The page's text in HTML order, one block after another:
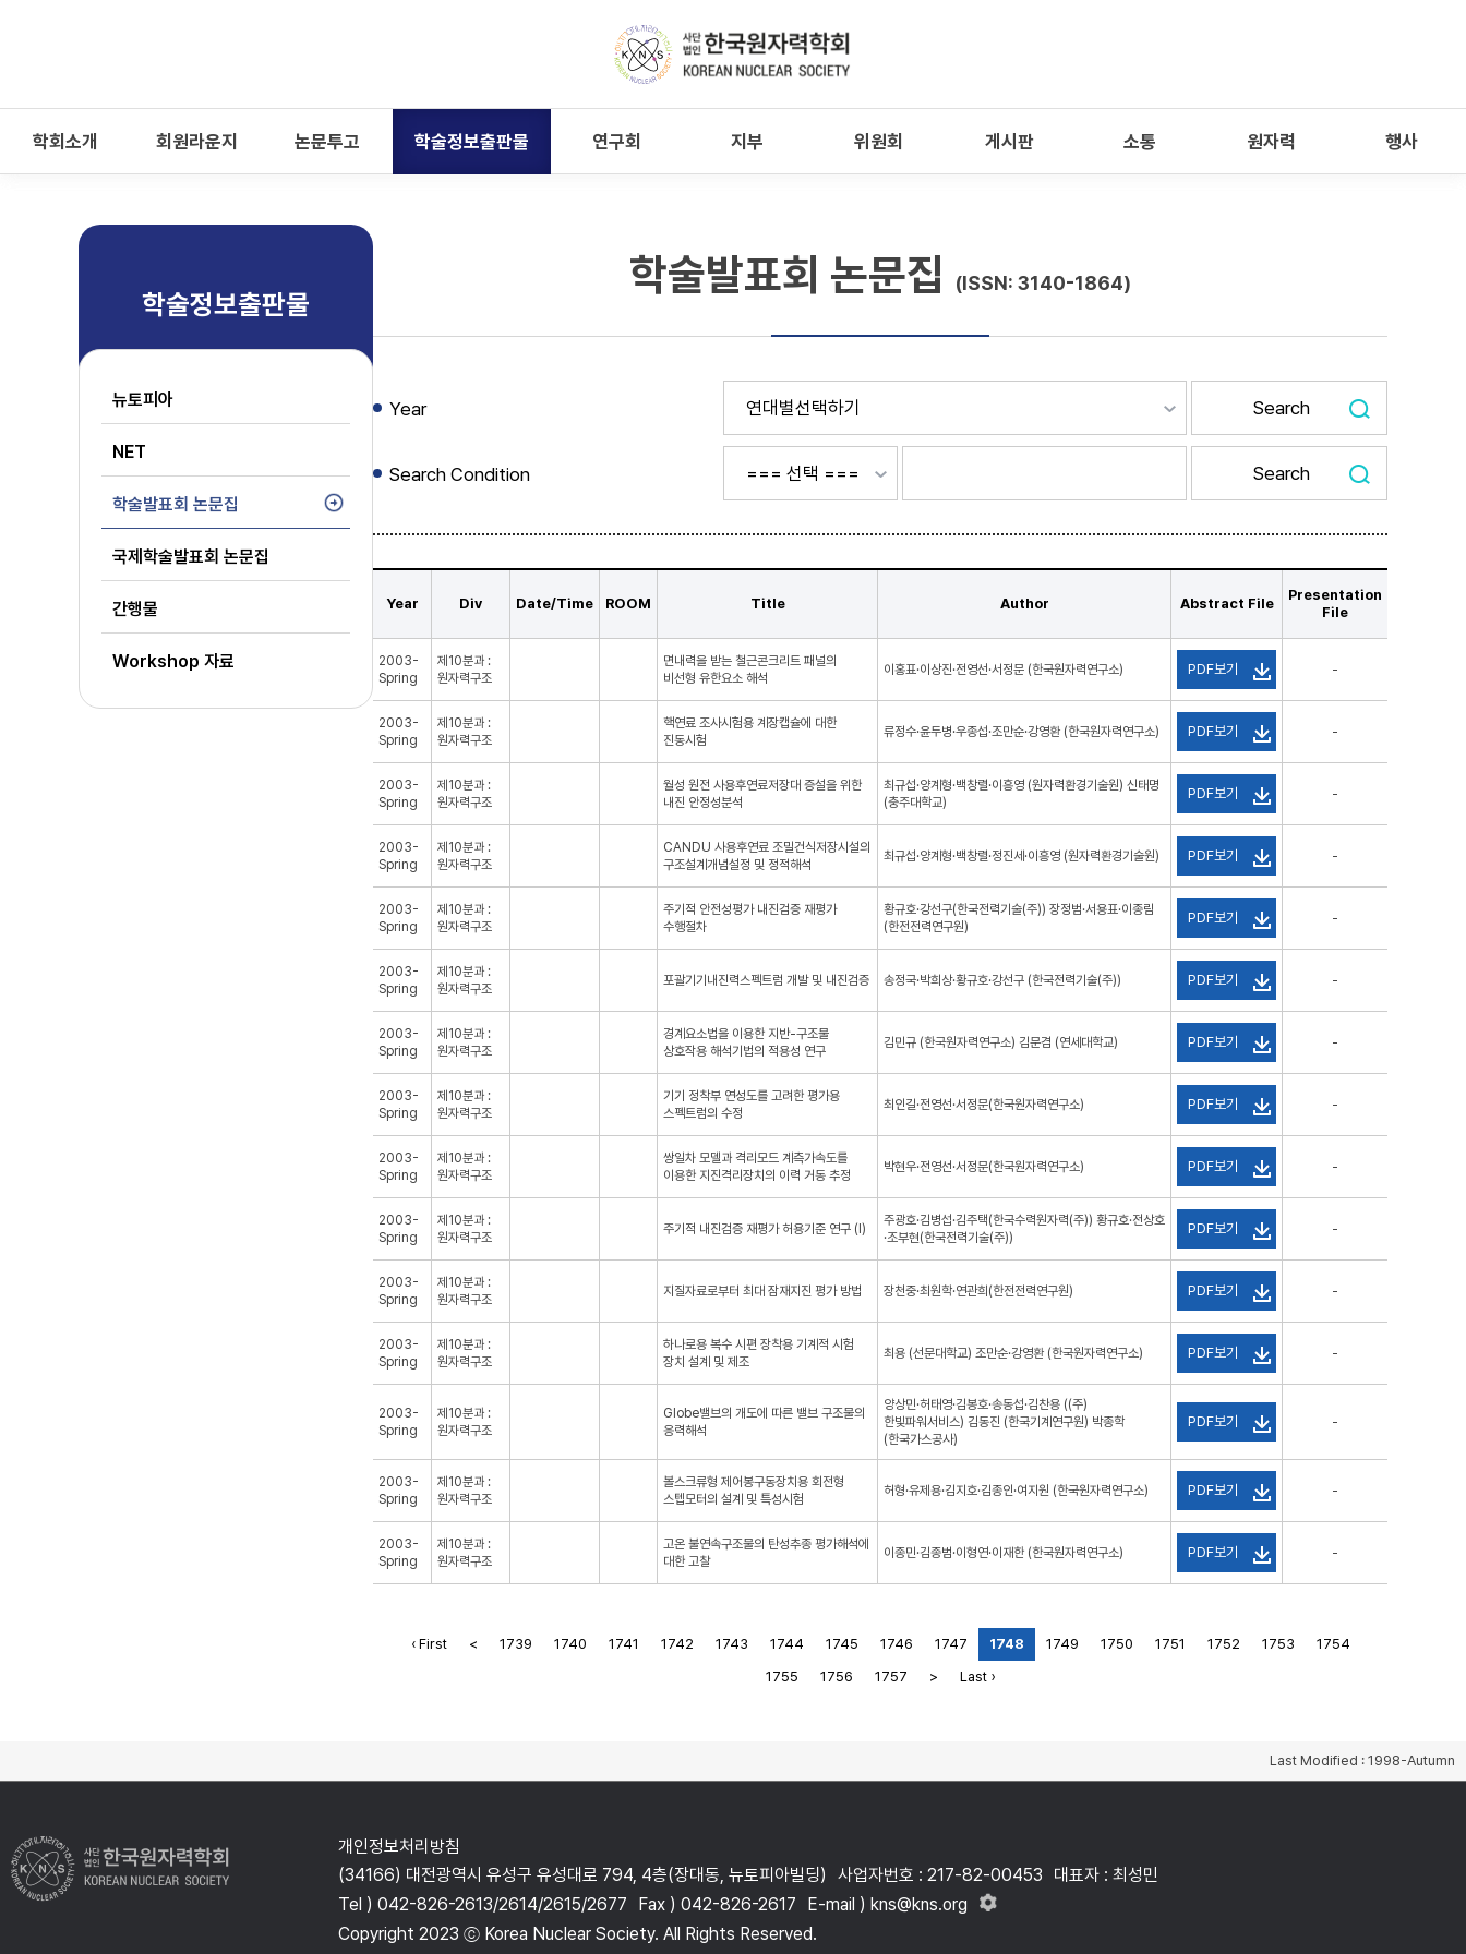
학회소개 회원라운지 논문투고 학술정보출판물 연구회 지부 위원회 게시판 소통 원자력 행사
학술정보출판물
뉴토피아
NET
학술발표회 논문집
국제학술발표회 논문집
간행물
Workshop 자료
학술발표회 논문집 (ISSN: 3140-1864)
Year
Search Condition
Year Div Date/Time ROOM Title Author Abstract File
Presentation
File
2003-
Spring
제10분과 :
원자력구조
면내력을 받는 철근콘크리트 패널의
비선형 유한요소 해석
이홍표·이상진·전영선·서정문 (한국원자력연구소) PDF보기 -
2003-
Spring
제10분과 :
원자력구조
핵연료 조사시험용 계장캡슐에 대한
진동시험
류정수·윤두병·우종섭·조만순·강영환 (한국원자력연구소) PDF보기 -
2003-
Spring
제10분과 :
원자력구조
월성 원전 사용후연료저장대 증설을 위한
내진 안정성분석
최규섭·양계형·백창렬·이흥영 (원자력환경기술원) 신태명
(충주대학교)
PDF보기 -
2003-
Spring
제10분과 :
원자력구조
CANDU 사용후연료 조밀건식저장시설의
구조설계개념설정 및 정적해석
최규섭·양계형·백창렬·정진세·이흥영 (원자력환경기술원) PDF보기 -
2003-
Spring
제10분과 :
원자력구조
주기적 안전성평가 내진검증 재평가
수행절차
황규호·강선구(한국전력기술(주)) 장정범·서용표·이종림
(한전전력연구원)
PDF보기 -
2003-
Spring
제10분과 :
원자력구조
포괄기기내진력스펙트럼 개발 및 내진검증 송정국·박희상·황규호·강선구 (한국전력기술(주)) PDF보기 -
2003-
Spring
제10분과 :
원자력구조
경계요소법을 이용한 지반-구조물
상호작용 해석기법의 적용성 연구
김민규 (한국원자력연구소) 김문겸 (연세대학교) PDF보기 -
2003-
Spring
제10분과 :
원자력구조
기기 정착부 연성도를 고려한 평가용
스펙트럼의 수정
최인길·전영선·서정문(한국원자력연구소) PDF보기 -
2003-
Spring
제10분과 :
원자력구조
쌍일차 모델과 격리모드 계측가속도를
이용한 지진격리장치의 이력 거동 추정
박현우·전영선·서정문(한국원자력연구소) PDF보기 -
2003-
Spring
제10분과 :
원자력구조
주기적 내진검증 재평가 허용기준 연구 (I)
주광호·김병섭·김주택(한국수력원자력(주)) 황규호·전상호
·조부현(한국전력기술(주))
PDF보기 -
2003-
Spring
제10분과 :
원자력구조
지질자료로부터 최대 잠재지진 평가 방법 장천중·최원학·연관희(한전전력연구원) PDF보기 -
2003-
Spring
제10분과 :
원자력구조
하나로용 복수 시편 장착용 기계적 시험
장치 설계 및 제조
최용 (선문대학교) 조만순·강영환 (한국원자력연구소) PDF보기 -
2003-
Spring
제10분과 :
원자력구조
Globe밸브의 개도에 따른 밸브 구조물의
응력해석
양상민·허태영·김봉호·송동섭·김찬용 ((주)
한빛파워서비스) 김동진 (한국기계연구원) 박종학
(한국가스공사)
PDF보기 -
2003-
Spring
제10분과 :
원자력구조
볼스크류형 제어봉구동장치용 회전형
스텝모터의 설계 및 특성시험
허형·유제용·김지호·김종인·여지원 (한국원자력연구소) PDF보기 -
2003-
Spring
제10분과 :
원자력구조
고온 불연속구조물의 탄성추종 평가해석에
대한 고찰
이종민·김종범·이형연·이재한 (한국원자력연구소) PDF보기 -
‹ First < 1739 1740 1741 1742 1743 1744 1745 1746 1747 1748 1749 1750 1751 1752 1753
1754
1755
1756 1757 > Last ›
Last Modified : 1998-Autumn
개인정보처리방침
(34166) 대전광역시 유성구 유성대로 794, 4층(장대동, 뉴토피아빌딩)
사업자번호 : 217-82-00453
대표자 : 최성민
Tel ) 042-826-2613/2614/2615/2677
Fax ) 042-826-2617
E-mail ) kns@kns.org
Copyright 2023 ⓒ Korea Nuclear Society. All Rights Reserved.